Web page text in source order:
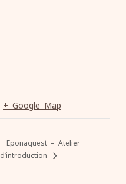
+ Google Map
Eponaquest – Atelier
d’introduction